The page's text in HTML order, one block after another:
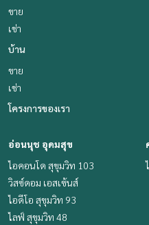
ขาย
เช่า
บ้าน
ขาย
เช่า
โครงการของเรา
อ่อนนุช อุดมสุข
ไอคอนโด สุขุมวิท 103
วิสซ์ดอม เอสเซ้นส์
ไอดีโอ สุขุมวิท 93
ไลฟ์ สุขุมวิท 48